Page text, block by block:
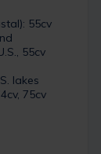
55cv
55cv
lakes
75cv